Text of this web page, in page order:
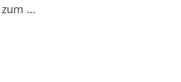
...